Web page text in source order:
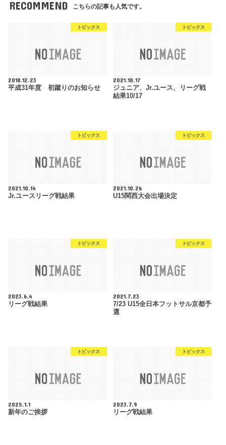
RECOMMEND こちらの記事も人気です。
トピックス
2018.12.23
平成31年度 初蹴りのお知らせ
トピックス
2021.10.17
ジュニア、Jr.ユース、リーグ戦
結果10/17
トピックス
2021.10.14
Jr.ユースリーグ戦結果
トピックス
2021.10.26
U15関西大会出場決定
トピックス
2023.6.4
リーグ戦結果
トピックス
2021.7.23
7/23 U15全日本フットサル京都予
選
トピックス
2025.1.1
新年のご挨拶
トピックス
2023.7.9
リーグ戦結果